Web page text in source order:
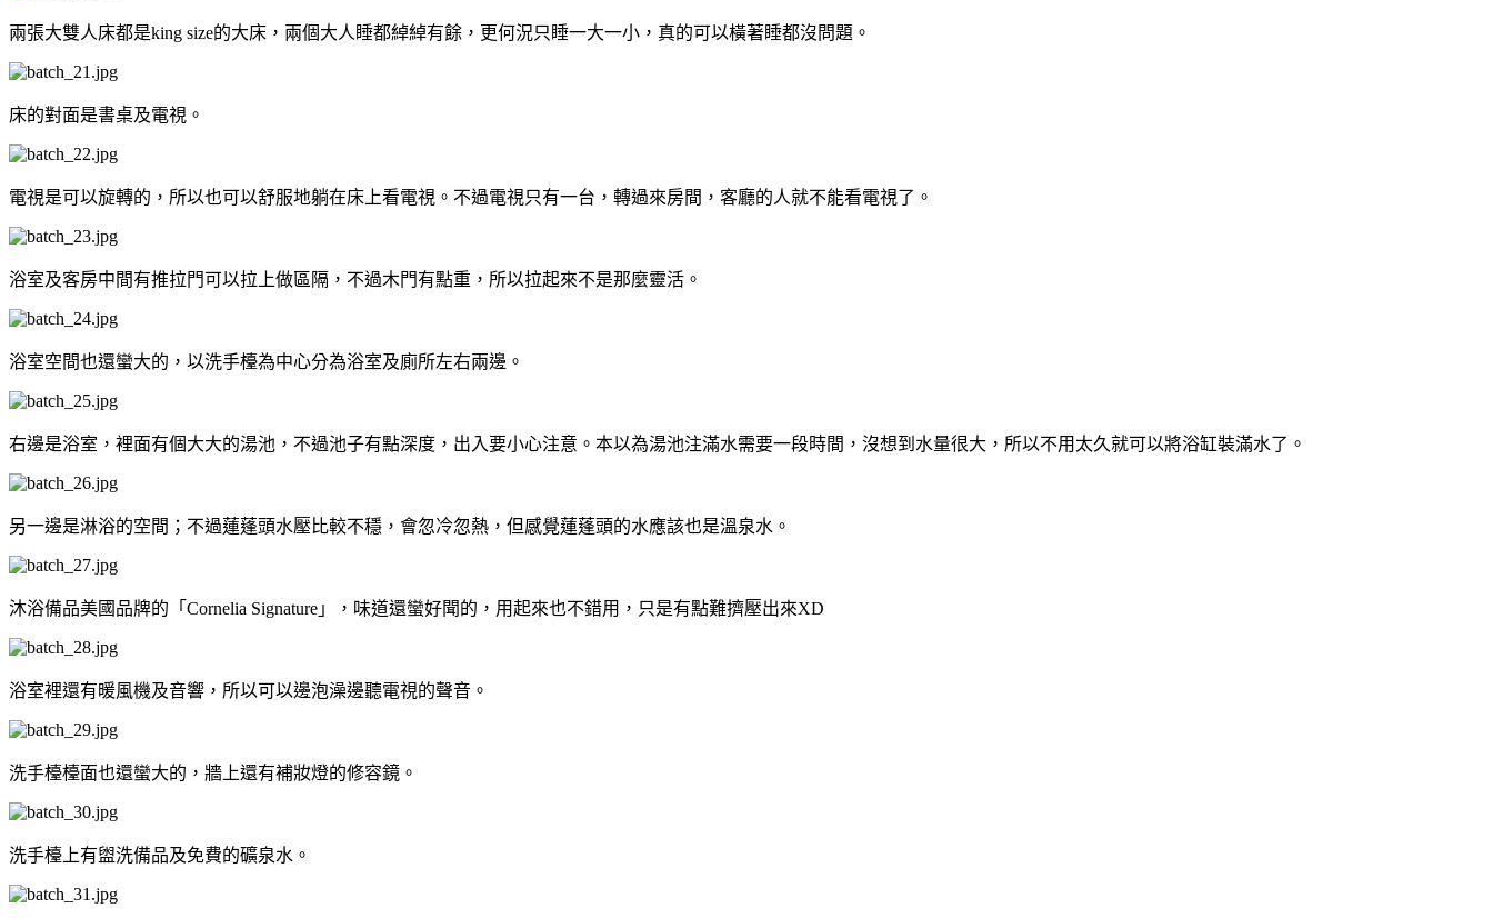
兩張大雙人床都是king size的大床，兩個大人睡都綽綽有餘，更何況只睡一大一小，真的可以橫著睡都沒問題。
床的對面是書桌及電視。
電視是可以旋轉的，所以也可以舒服地躺在床上看電視。不過電視只有一台，轉過來房間，客廳的人就不能看電視了。
浴室及客房中間有推拉門可以拉上做區隔，不過木門有點重，所以拉起來不是那麼靈活。
浴室空間也還蠻大的，以洗手檯為中心分為浴室及廁所左右兩邊。
右邊是浴室，裡面有個大大的湯池，不過池子有點深度，出入要小心注意。本以為湯池注滿水需要一段時間，沒想到水量很大，所以不用太久就可以將浴缸裝滿水了。
另一邊是淋浴的空間；不過蓮蓬頭水壓比較不穩，會忽冷忽熱，但感覺蓮蓬頭的水應該也是溫泉水。
沐浴備品美國品牌的「Cornelia Signature」，味道還蠻好聞的，用起來也不錯用，只是有點難擠壓出來XD
浴室裡還有暖風機及音響，所以可以邊泡澡邊聽電視的聲音。
洗手檯檯面也還蠻大的，牆上還有補妝燈的修容鏡。
洗手檯上有盥洗備品及免費的礦泉水。